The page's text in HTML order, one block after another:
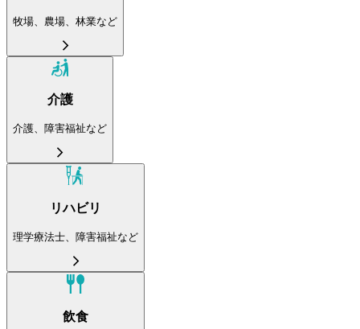
牧場、農場、林業など
介護
介護、障害福祉など
リハビリ
理学療法士、障害福祉など
飲食